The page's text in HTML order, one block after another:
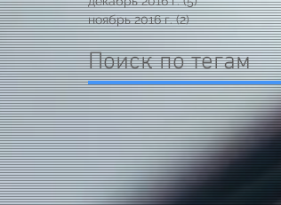
ноябрь 2016 г. (2)2 поста
Поиск по тегам